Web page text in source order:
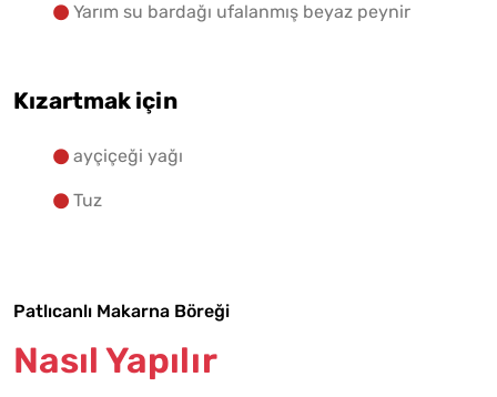
Yarım su bardağı ufalanmış beyaz peynir
Kızartmak için
ayçiçeği yağı
Tuz
Patlıcanlı Makarna Böreği
Nasıl Yapılır